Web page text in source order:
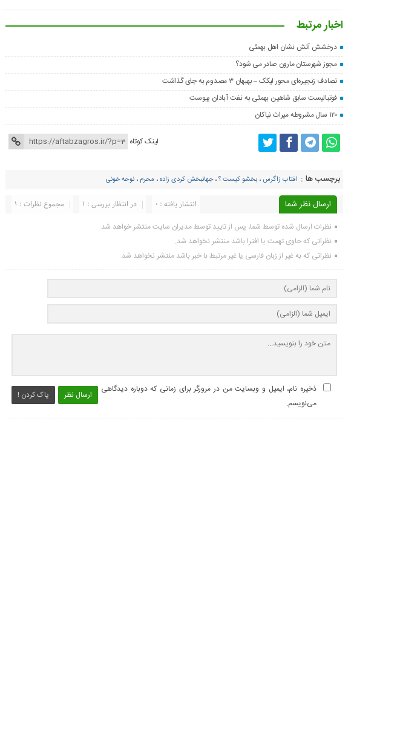
اخبار مرتبط
درخشش آتش نشان اهل بهمئی
مجوز شهرستان مارون صادر می شود؟
تصادف زنجیره‌ای محور لیکک – بهبهان ۳ مصدوم به جای گذاشت
فوتبالیست سابق شاهین بهمئی به نفت آبادان پیوست
۱۲۰ سال مشروطه میراث نیاکان
لینک کوتاه
برچسب ها : افتاب زاگرس،بخشو کیست ؟،جهانبخش کردی زاده، محرم ،نوحه خونی
ارسال نظر شما مجموع نظرات : 1 در انتظار بررسی : 1 انتشار یافته : ۰
نظرات ارسال شده توسط شما، پس از تایید توسط مدیران سایت منتشر خواهد شد.
نظراتی که حاوی تهمت یا افترا باشد منتشر نخواهد شد.
نظراتی که به غیر از زبان فارسی یا غیر مرتبط با خبر باشد منتشر نخواهد شد.
ارسال نظر پاک کردن !
ذخیره نام، ایمیل و وبسایت من در مرورگر برای زمانی که دوباره دیدگاهی
می‌نویسم.